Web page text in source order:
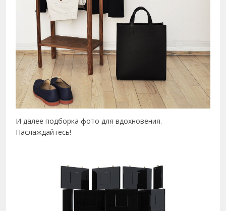
И далее подборка фото для вдохновения.
Наслаждайтесь!